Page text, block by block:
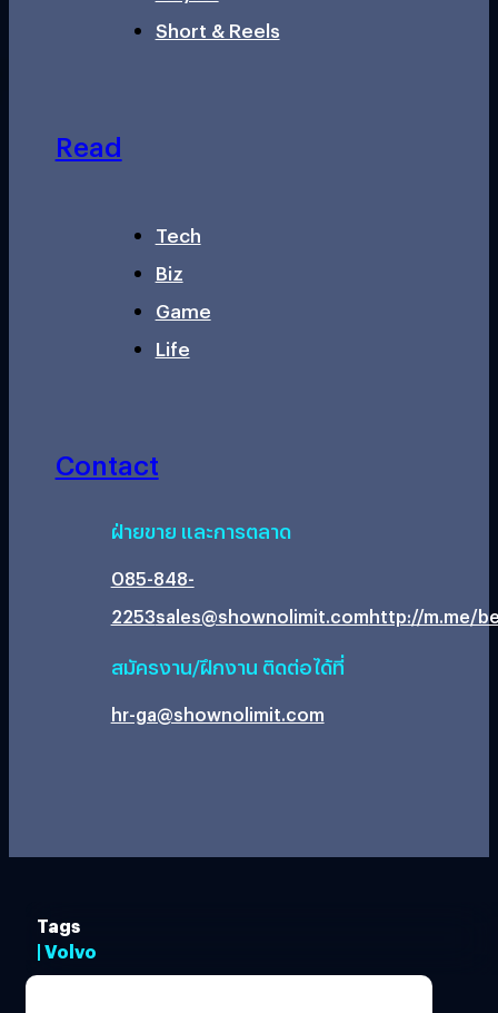
Short & Reels
Read
Tech
Biz
Game
Life
Contact
ฝ่ายขาย และการตลาด
085-848-
2253sales@shownolimit.comhttp://m.me/
สมัครงาน/ฝึกงาน ติดต่อได้ที่
hr-ga@shownolimit.com
Tags
| Volvo